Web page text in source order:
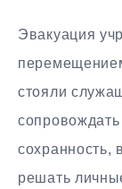
Эвакуация
стояли
сохранность,
решать